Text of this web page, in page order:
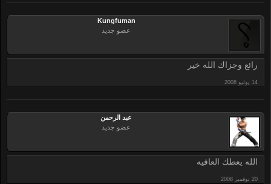
Kungfuman
عضو جديد
رائع وجزاك الله خير
عبد الرحمن
عضو جديد
الله يعطك العافيه